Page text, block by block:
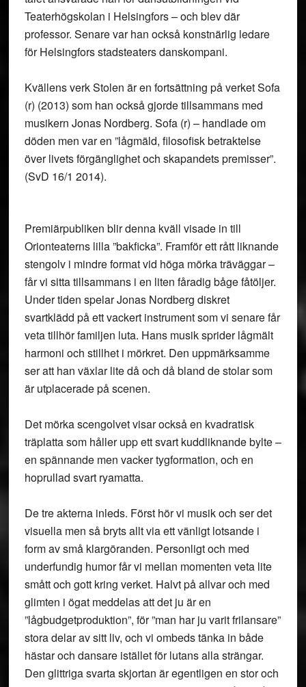
Teaterhögskolan i Helsingfors – och blev där
professor. Senare var han också konstnärlig ledare
för Helsingfors stadsteaters danskompani.
Kvällens verk Stolen är en fortsättning på verket Sofa
(r) (2013) som han också gjorde tillsammans med
musikern Jonas Nordberg. Sofa (r) – handlade om
döden men var en ”lågmäld, filosofisk betraktelse
över livets förgänglighet och skapandets premisser”.
(SvD 16/1 2014).
Premiärpubliken blir denna kväll visade in till
Orionteaterns lilla ”bakficka”. Framför ett rått liknande
stengolv i mindre format vid höga mörka träväggar –
får vi sitta tillsammans i en liten fåradig båge fåtöljer.
Under tiden spelar Jonas Nordberg diskret
svartklädd på ett vackert instrument som vi senare får
veta tillhör familjen luta. Hans musik sprider lågmält
harmoni och stillhet i mörkret. Den uppmärksamme
ser att han växlar lite då och då bland de stolar som
är utplacerade på scenen.
Det mörka scengolvet visar också en kvadratisk
träplatta som håller upp ett svart kuddliknande bylte –
en spännande men vacker tygformation, och en
hoprullad svart ryamatta.
De tre akterna inleds. Först hör vi musik och ser det
visuella men så bryts allt via ett vänligt lotsande i
form av små klargöranden. Personligt och med
underfundig humor får vi mellan momenten veta lite
smått och gott kring verket. Halvt på allvar och med
glimten i ögat meddelas att det ju är en
”lågbudgetproduktion”, för ”man har ju varit frilansare”
stora delar av sitt liv, och vi ombeds tänka in både
hästar och dansare istället för lutans alla strängar.
Den glittriga svarta skjortan är egentligen en stor och